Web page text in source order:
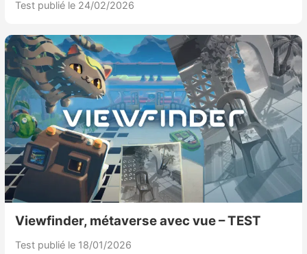
Test publié le 24/02/2026
Viewfinder, métaverse avec vue – TEST
Test publié le 18/01/2026